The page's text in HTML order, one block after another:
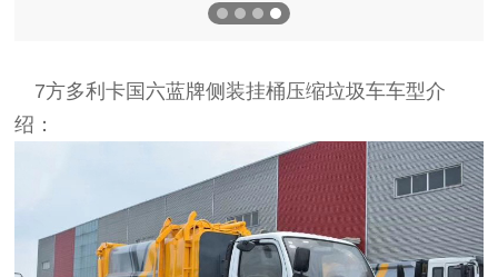
7方多利卡国六蓝牌侧装挂桶压缩垃圾车车型介
绍：